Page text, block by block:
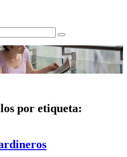
por etiqueta: